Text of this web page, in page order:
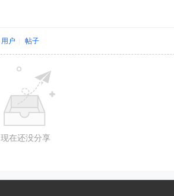
用户 帖子
现在还没分享